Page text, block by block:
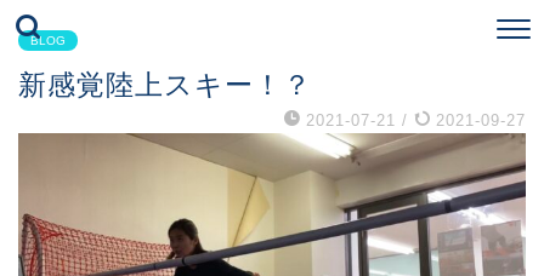
BLOG
新感覚陸上スキー！？
2021-07-21 / 2021-09-27